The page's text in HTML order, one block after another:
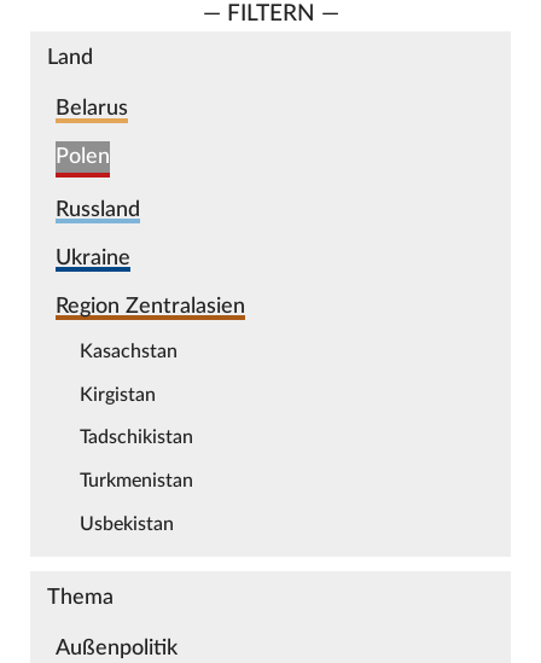
— FILTERN —
Land
Belarus
Polen
Russland
Ukraine
Region Zentralasien
Kasachstan
Kirgistan
Tadschikistan
Turkmenistan
Usbekistan
Thema
Außenpolitik